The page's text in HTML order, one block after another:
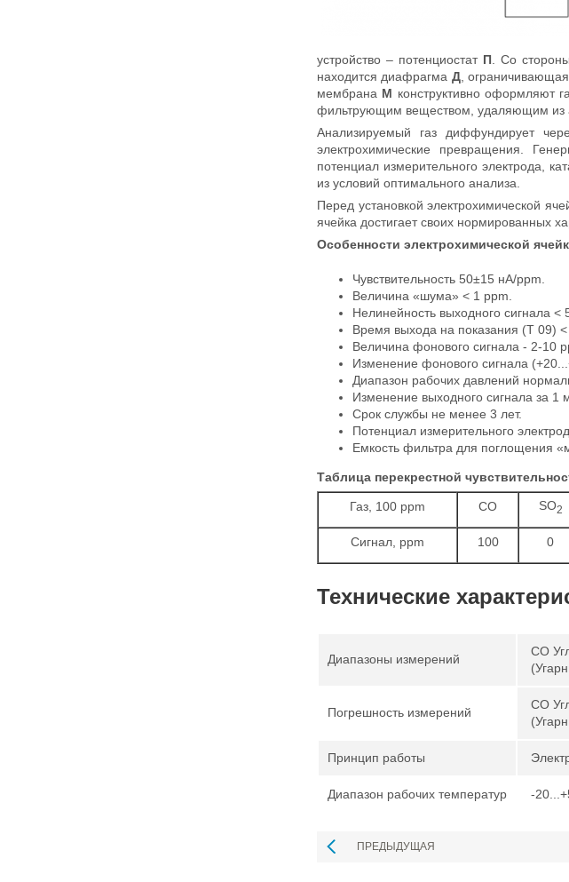
устройство – потенциостат П . Со
находится диафрагма Д, ограничивающая
мембрана М конструктивно оформляют
фильтрующим веществом, удаляющим из
Анализируемый газ диффундирует
электрохимические превращения.
потенциал измерительного электрода,
из условий оптимального анализа.
Перед установкой электрохимической
ячейка достигает своих нормированных
Особенности электрохимической
Чувствительность 50±15 нА/ррm.
Величина «шума» < 1 ppm.
Нелинейность выходного сигнала <
Время выхода на показания (T 09) <
Величина фонового сигнала - 2-10
Изменение фонового сигнала
Диапазон рабочих давлений
Изменение выходного сигнала за 1
Срок службы не менее 3 лет.
Потенциал измерительного
Емкость фильтра для поглощения
Таблица перекрестной
Газ, 100 ppm СO SO2
Сигнал, ppm 100 0
Технические
Диапазоны измерений
CO
Погрешность измерений
CO
Принцип работы
Диапазон рабочих температур -
ПРЕДЫДУЩАЯ